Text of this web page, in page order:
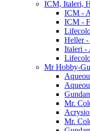
ICM, Italeri,
ICM -
ICM -
Heller
Italeri -
Mr Hobby-
Mr.
Mr.